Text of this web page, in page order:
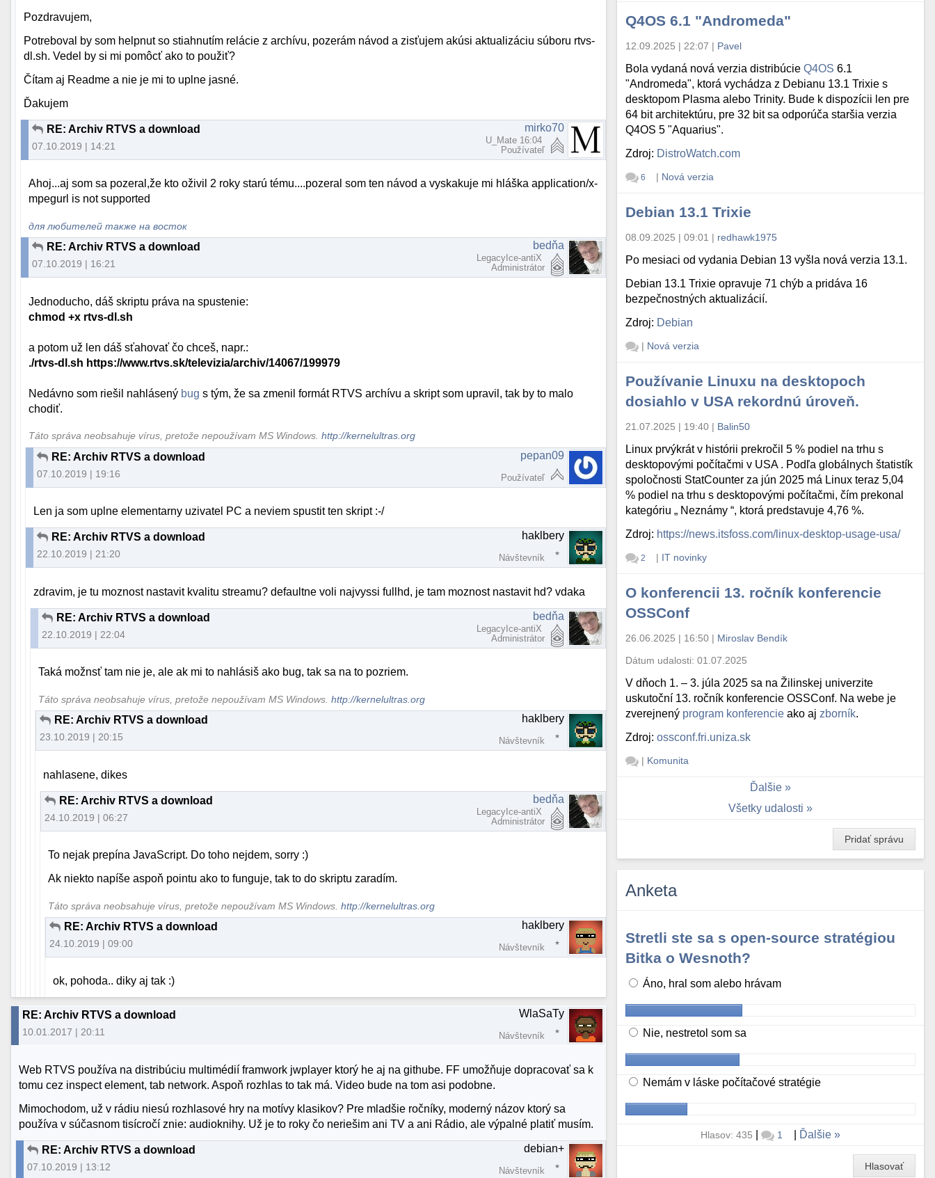
Pozdravujem,
Potreboval by som helpnut so stiahnutím relácie z archívu, pozerám návod a zisťujem akúsi aktualizáciu súboru rtvs-
dl.sh. Vedel by si mi pomôcť ako to použiť?
Čítam aj Readme a nie je mi to uplne jasné.
Ďakujem
RE: Archiv RTVS a download
07.10.2019 | 14:21
mirko70
U_Mate 16:04
Používateľ
Ahoj...aj som sa pozeral,že kto oživil 2 roky starú tému....pozeral som ten návod a vyskakuje mi hláška application/x-
mpegurl is not supported
для любителей также на восток
RE: Archiv RTVS a download
07.10.2019 | 16:21
bedňa
LegacyIce-antiX
Administrátor
Jednoducho, dáš skriptu práva na spustenie:
chmod +x rtvs-dl.sh
a potom už len dáš sťahovať čo chceš, napr.:
./rtvs-dl.sh https://www.rtvs.sk/televizia/archiv/14067/199979
Nedávno som riešil nahlásený bug s tým, že sa zmenil formát RTVS archívu a skript som upravil, tak by to malo
chodiť.
Táto správa neobsahuje vírus, pretože nepoužívam MS Windows.http://kernelultras.org
RE: Archiv RTVS a download
07.10.2019 | 19:16
pepan09
Používateľ
Len ja som uplne elementarny uzivatel PC a neviem spustit ten skript :-/
RE: Archiv RTVS a download
22.10.2019 | 21:20
haklbery
Návštevník
zdravim, je tu moznost nastavit kvalitu streamu? defaultne voli najvyssi fullhd, je tam moznost nastavit hd? vdaka
RE: Archiv RTVS a download
22.10.2019 | 22:04
bedňa
LegacyIce-antiX
Administrátor
Taká možnsť tam nie je, ale ak mi to nahlásiš ako bug, tak sa na to pozriem.
Táto správa neobsahuje vírus, pretože nepoužívam MS Windows.http://kernelultras.org
RE: Archiv RTVS a download
23.10.2019 | 20:15
haklbery
Návštevník
nahlasene, dikes
RE: Archiv RTVS a download
24.10.2019 | 06:27
bedňa
LegacyIce-antiX
Administrátor
To nejak prepína JavaScript. Do toho nejdem, sorry :)
Ak niekto napíše aspoň pointu ako to funguje, tak to do skriptu zaradím.
Táto správa neobsahuje vírus, pretože nepoužívam MS Windows.http://kernelultras.org
RE: Archiv RTVS a download
24.10.2019 | 09:00
haklbery
Návštevník
ok, pohoda.. diky aj tak :)
RE: Archiv RTVS a download
10.01.2017 | 20:11
WlaSaTy
Návštevník
Web RTVS používa na distribúciu multimédií framwork jwplayer ktorý he aj na githube. FF umožňuje dopracovať sa k
tomu cez inspect element, tab network. Aspoň rozhlas to tak má. Video bude na tom asi podobne.
Mimochodom, už v rádiu niesú rozhlasové hry na motívy klasikov? Pre mladšie ročníky, moderný názov ktorý sa
používa v súčasnom tisícročí znie: audioknihy. Už je to roky čo neriešim ani TV a ani Rádio, ale výpalné platiť musím.
RE: Archiv RTVS a download
07.10.2019 | 13:12
debian+
Návštevník
Q4OS 6.1 "Andromeda"
12.09.2025 | 22:07 | Pavel
Bola vydaná nová verzia distribúcieQ4OS 6.1
"Andromeda", ktorá vychádza z Debianu 13.1 Trixie s
desktopom Plasma alebo Trinity. Bude k dispozícii len pre
64 bit architektúru, pre 32 bit sa odporúča staršia verzia
Q4OS 5 "Aquarius".
Zdroj: DistroWatch.com
6 | Nová verzia
Debian 13.1 Trixie
08.09.2025 | 09:01 | redhawk1975
Po mesiaci od vydania Debian 13 vyšla nová verzia 13.1.
Debian 13.1 Trixie opravuje 71 chýb a pridáva 16
bezpečnostných aktualizácií.
Zdroj: Debian
| Nová verzia
Používanie Linuxu na desktopoch
dosiahlo v USA rekordnú úroveň.
21.07.2025 | 19:40 | Balin50
Linux prvýkrát v histórii prekročil 5 % podiel na trhu s
desktopovými počítačmi v USA . Podľa globálnych štatistík
spoločnosti StatCounter za jún 2025 má Linux teraz 5,04
% podiel na trhu s desktopovými počítačmi, čím prekonal
kategóriu „ Neznámy “, ktorá predstavuje 4,76 %.
Zdroj: https://news.itsfoss.com/linux-desktop-usage-usa/
2 | IT novinky
O konferencii 13. ročník konferencie
OSSConf
26.06.2025 | 16:50 | Miroslav Bendík
Dátum udalosti:01.07.2025
V dňoch 1. – 3. júla 2025 sa na Žilinskej univerzite
uskutoční 13. ročník konferencie OSSConf. Na webe je
zverejnený program konferencie ako aj zborník.
Zdroj:ossconf.fri.uniza.sk
| Komunita
Ďalšie
Všetky udalosti
Pridať správu
Anketa
Stretli ste sa s open-source stratégiou
Bitka o Wesnoth?
Áno, hral som alebo hrávam
Nie, nestretol som sa
Nemám v láske počítačové stratégie
Hlasov: 435 | 1 Ďalšie
Hlasovať